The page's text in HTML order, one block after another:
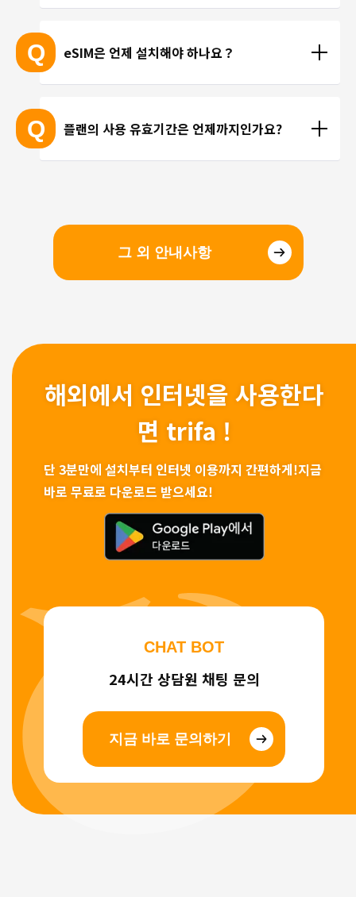
기기는 목록에 포함되지 않을 수 있습니다.
※ 고객님의 기기가 eSIM을 지원하는지 여부에 대해
서는 개별 문의를 통해 확인해 드리지 않습니다.
고 있지 않습니다. 카카오톡, 인스타그램 등 인터넷 회
선을 이용한 통화를 이용해 주시기 바랍니다.
Q eSIM은 언제 설치해야 하나요？
하셔도 괜찮습니다. 현지 공항의 와이파이 속도가 걱
정되시는 분들은 국내에서 설치 및 설정을 완료하고,
현지에서 eSIM만 전환하는 방법을 추천해 드립니다.
Q 플랜의 사용 유효기간은 언제까지인가요?
그 외 안내사항
해외에서 인터넷을 사용한다
면 trifa !
단 3분만에 설치부터 인터넷 이용까지 간편하게!지금
바로 무료로 다운로드 받으세요!
CHAT BOT
24시간 상담원 채팅 문의
지금 바로 문의하기